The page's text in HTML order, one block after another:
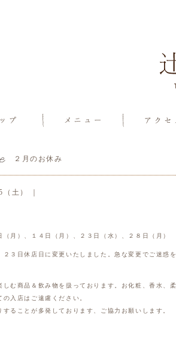
２月のお休み
土） ｜
（月）、１４日（月）、２３日（水）、２８日（月）
２３日休店日に変更いたしました。急な変更でご迷惑
しむ商品＆飲み物を扱っております。お化粧、香水、
の入店はご遠慮ください。
することが多発しております、ご協力お願いします。